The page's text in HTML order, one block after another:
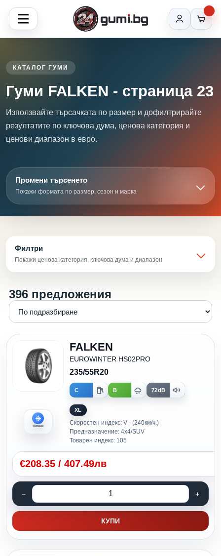
КАТАЛОГ ГУМИ
Гуми FALKEN - страница 23
Използвайте търсачката по размер и дофилтрирайте
резултатите по ключова дума, ценова категория и
ценови диапазон в евро.
Промени търсенето
Покажи формата по размер, сезон и марка
Филтри
Покажи ценова категория, ключова дума и диапазон
396 предложения
Зимни
FALKEN
EUROWINTER HS02PRO
235/55R20
C B 72dB
XL
Скоростен индекс: V - (240км/ч.)
Предназначение: 4x4/SUV
Товарен индекс: 105
€208.35 / 407.49лв
КУПИ